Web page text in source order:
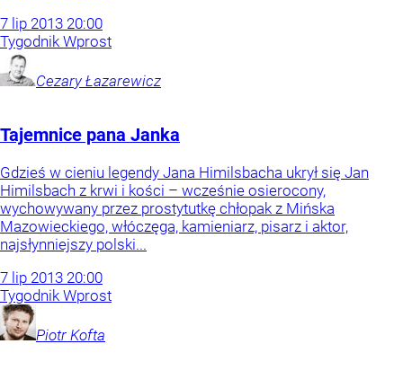
7 lip 2013 20:00
Tygodnik Wprost
Cezary Łazarewicz
Tajemnice pana Janka
Gdzieś w cieniu legendy Jana Himilsbacha ukrył się Jan
Himilsbach z krwi i kości – wcześnie osierocony,
wychowywany przez prostytutkę chłopak z Mińska
Mazowieckiego, włóczęga, kamieniarz, pisarz i aktor,
najsłynniejszy polski...
7 lip 2013 20:00
Tygodnik Wprost
Piotr Kofta